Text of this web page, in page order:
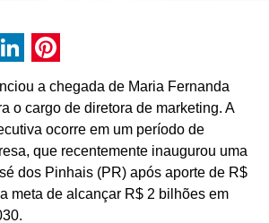
Pinterest
a chegada de Maria Fernanda
o cargo de diretora de marketing. A
ocorre em um período de
que recentemente inaugurou uma
dos Pinhais (PR) após aporte de R$
meta de alcançar R$ 2 bilhões em